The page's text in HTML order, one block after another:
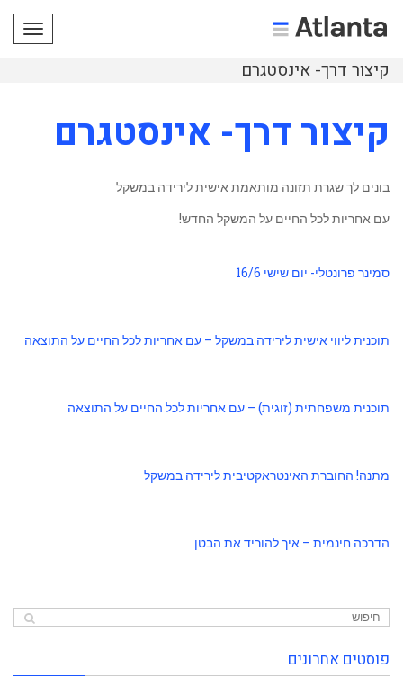
קיצור דרך- אינסטגרם
קיצור דרך- אינסטגרם
בונים לך שגרת תזונה מותאמת אישית לירידה במשקל
עם אחריות לכל החיים על המשקל החדש!
סמינר פרונטלי- יום שישי 16/6
תוכנית ליווי אישית לירידה במשקל – עם אחריות לכל החיים על התוצאה
תוכנית משפחתית (זוגית) – עם אחריות לכל החיים על התוצאה
מתנה! החוברת האינטראקטיבית לירידה במשקל
הדרכה חינמית – איך להוריד את הבטן
פוסטים אחרונים